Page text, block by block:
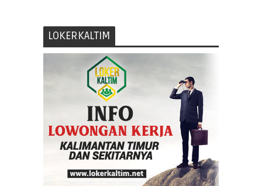
LOKERKALTIM